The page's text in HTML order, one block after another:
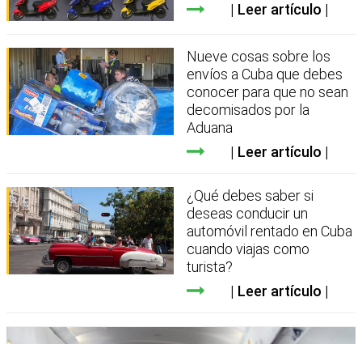
Leer artículo
Nueve cosas sobre los
envíos a Cuba que debes
conocer para que no sean
decomisados por la
Aduana
Leer artículo
¿Qué debes saber si
deseas conducir un
automóvil rentado en Cuba
cuando viajas como
turista?
Leer artículo